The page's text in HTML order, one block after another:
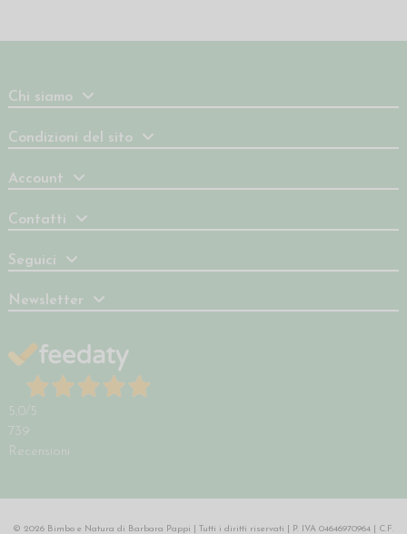
Chi siamo
Condizioni del sito
Account
Contatti
Seguici
Newsletter
5,0 /5
739
Recensioni
© 2026 Bimbo e Natura di Barbara Pappi | Tutti i diritti riservati | P. IVA 04646970964 | C.F.